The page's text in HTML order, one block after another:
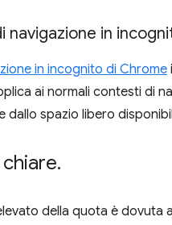
navigazione in
in incognito di Chrome
ai normali contesti di
spazio libero
.
della quota è dovuta